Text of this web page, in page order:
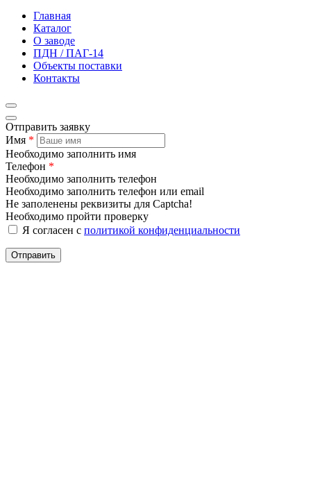
Главная
Каталог
О заводе
ПДН / ПАГ-14
Объекты поставки
Контакты
Отправить заявку
Имя *
Необходимо заполнить имя
Телефон *
Необходимо заполнить телефон
Необходимо заполнить телефон или email
Не заполенены реквизиты для Captcha!
Необходимо пройти проверку
Я согласен с политикой конфиденциальности
Отправить